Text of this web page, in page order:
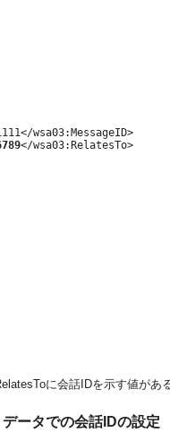
wsa03:MessageID>
</wsa03:RelatesTo>
に会話IDを示す値があ
ータでの会話IDの設定